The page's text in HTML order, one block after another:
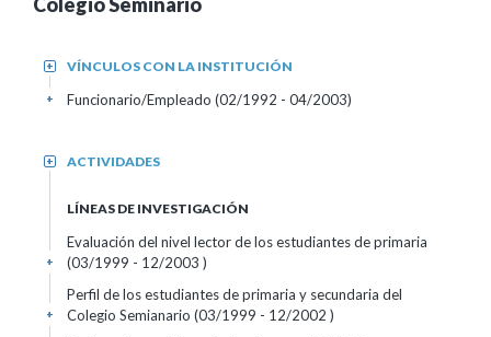
VÍNCULOS CON LA INSTITUCIÓN
+
Funcionario/Empleado (02/1992 - 04/2003)
+
ACTIVIDADES
+
LÍNEAS DE INVESTIGACIÓN
Evaluación del nivel lector de los estudiantes de primaria
(03/1999 - 12/2003 )
+
Perfil de los estudiantes de primaria y secundaria del
Colegio Semianario (03/1999 - 12/2002 )
+